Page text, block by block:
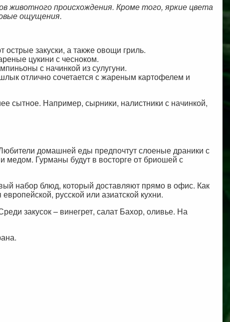
происхождения. Кроме того, яркие цвета
ощущения.
закуски, а также овощи гриль.
цукини с чесноком.
с начинкой из сулугуни.
отлично сочетается с жареным картофелем и
сытное. Например, сырники, налистники с начинкой,
домашней еды предпочтут слоеные драники с
медом. Гурманы будут в восторге от бриошей с
набор блюд, который доставляют прямо в офис. Как
русской или азиатской кухни.
закусок – винегрет, салат Бахор, оливье. На